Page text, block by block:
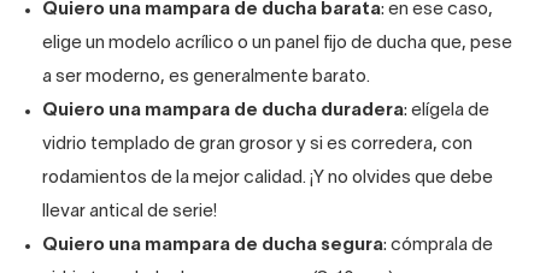
Quiero una mampara de ducha barata: en ese caso,
elige un modelo acrílico o un panel fijo de ducha que, pese
a ser moderno, es generalmente barato.
Quiero una mampara de ducha duradera: elígela de
vidrio templado de gran grosor y si es corredera, con
rodamientos de la mejor calidad. ¡Y no olvides que debe
llevar antical de serie!
Quiero una mampara de ducha segura: cómprala de